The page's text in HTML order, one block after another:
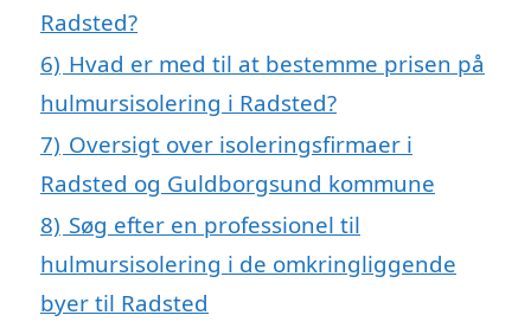
Radsted?
6) Hvad er med til at bestemme prisen på
hulmursisolering i Radsted?
7) Oversigt over isoleringsfirmaer i
Radsted og Guldborgsund kommune
8) Søg efter en professionel til
hulmursisolering i de omkringliggende
byer til Radsted